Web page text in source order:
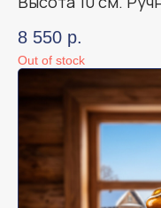
8 550 р.
Out of stock